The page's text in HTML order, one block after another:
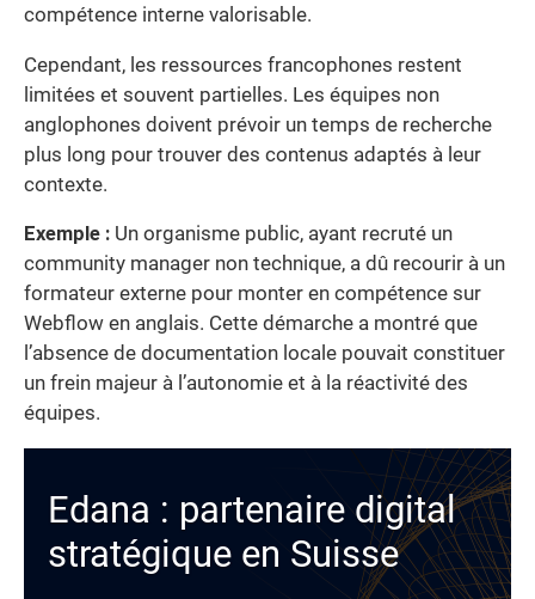
compétence interne valorisable.
Cependant, les ressources francophones restent
limitées et souvent partielles. Les équipes non
anglophones doivent prévoir un temps de recherche
plus long pour trouver des contenus adaptés à leur
contexte.
Exemple : Un organisme public, ayant recruté un
community manager non technique, a dû recourir à un
formateur externe pour monter en compétence sur
Webflow en anglais. Cette démarche a montré que
l’absence de documentation locale pouvait constituer
un frein majeur à l’autonomie et à la réactivité des
équipes.
Edana : partenaire digital
stratégique en Suisse